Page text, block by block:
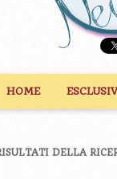
HOME
DELLA